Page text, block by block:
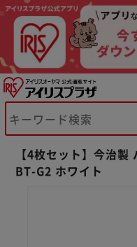
【4枚セット】今治
BT-G2 ホワイト